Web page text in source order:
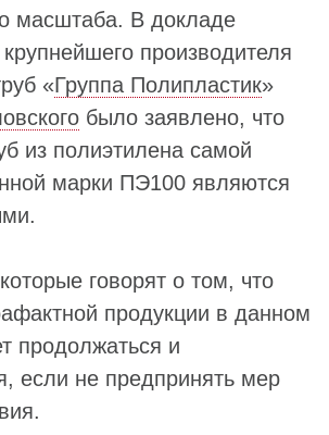
масштаба. В докладе
производителя
«Группа Полипластик»
было заявлено, что
из полиэтилена самой
марки ПЭ100 являются
говорят о том, что
продукции в данном
продолжаться и
если не предпринять мер